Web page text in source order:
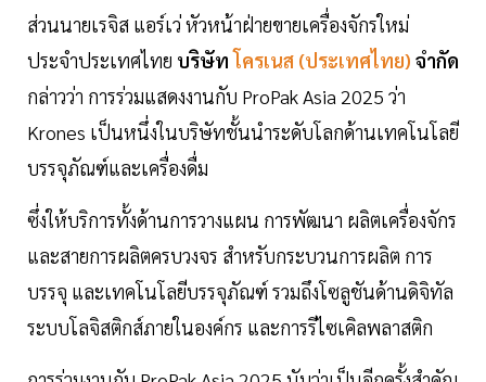
ส่วนนายเรจิส แอร์เว่ หัวหน้าฝ่ายขายเครื่องจักรใหม่
ประจำประเทศไทย บริษัทโครเนส (ประเทศไทย) จำกัด
กล่าวว่า การร่วมแสดงงานกับ ProPak Asia 2025 ว่า
Krones เป็นหนึ่งในบริษัทชั้นนำระดับโลกด้านเทคโนโลยี
บรรจุภัณฑ์และเครื่องดื่ม
ซึ่งให้บริการทั้งด้านการวางแผน การพัฒนา ผลิตเครื่องจักร
และสายการผลิตครบวงจร สำหรับกระบวนการผลิต การ
บรรจุ และเทคโนโลยีบรรจุภัณฑ์ รวมถึงโซลูชันด้านดิจิทัล
ระบบโลจิสติกส์ภายในองค์กร และการรีไซเคิลพลาสติก